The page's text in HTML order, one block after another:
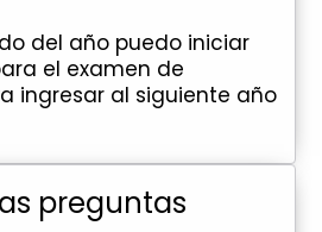
del año puedo iniciar
el examen de
ingresar al siguiente año
preguntas